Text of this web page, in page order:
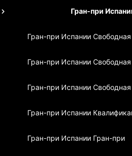
Гран-при
Гран-при Испании Свободная
Гран-при Испании
Гран-при Испании
Гран-при Испании
Гран-при Испании Гран-при